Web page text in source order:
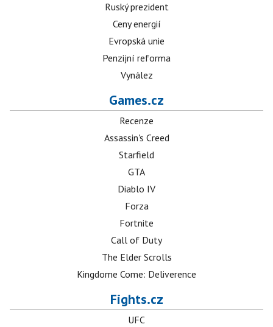
Ruský prezident
Ceny energií
Evropská unie
Penzijní reforma
Vynález
Games.cz
Recenze
Assassin's Creed
Starfield
GTA
Diablo IV
Forza
Fortnite
Call of Duty
The Elder Scrolls
Kingdome Come: Deliverence
Fights.cz
UFC